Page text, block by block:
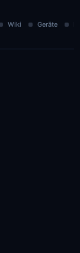
Wiki Geräte